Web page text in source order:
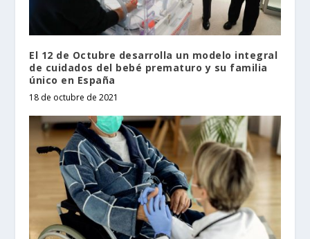
El 12 de Octubre desarrolla un modelo integral
de cuidados del bebé prematuro y su familia
único en España
18 de octubre de 2021